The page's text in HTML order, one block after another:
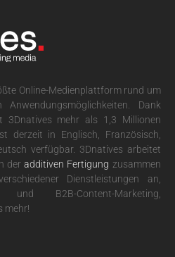
Online-Medienplattform rund um
Dank
3Dnatives mehr als 1,3 Millionen
derzeit in Englisch, Französisch,
verfügbar. 3Dnatives arbeitet
deradditiven Fertigung zusammen
Dienstleistungen an,
und B2B-Content-Marketing,
mehr!